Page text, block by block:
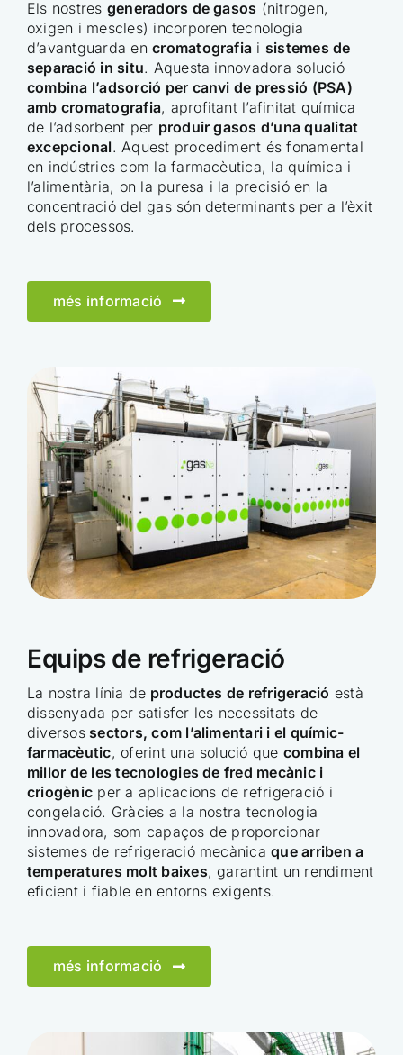
Els nostres generadors de gasos (nitrogen,
oxigen i mescles) incorporen tecnologia
d’avantguarda encromatografia i sistemes de
separació in situ. Aquesta innovadora solució
combina l’adsorció per canvi de pressió (PSA)
amb cromatografia, aprofitant l’afinitat química
de l’adsorbent per produir gasos d’una qualitat
excepcional. Aquest procediment és fonamental
en indústries com la farmacèutica, la química i
l’alimentària, on la puresa i la precisió en la
concentració del gas són determinants per a l’èxit
dels processos.
més informació
Equips de refrigeració
La nostra línia de productes de refrigeració està
dissenyada per satisfer les necessitats de
diversossectors, com l’alimentari i el químic-
farmacèutic, oferint una solució que combina el
millor de les tecnologies de fred mecànic i
criogènic per a aplicacions de refrigeració i
congelació. Gràcies a la nostra tecnologia
innovadora, som capaços de proporcionar
sistemes de refrigeració mecànicaque arriben a
temperatures molt baixes, garantint un rendiment
eficient i fiable en entorns exigents.
més informació